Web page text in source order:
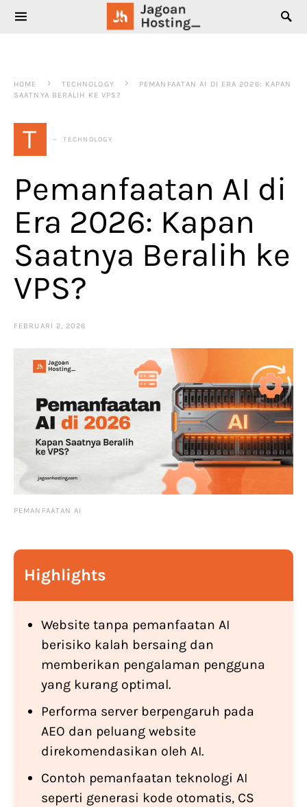
SEARCH FOR:
HOME TECHNOLOGY
PEMANFAATAN AI DI ERA 2026: KAPAN
SAATNYA BERALIH KE VPS?
T TECHNOLOGY
Pemanfaatan AI di
Era 2026: Kapan
Saatnya Beralih ke
VPS?
FEBRUARI 2, 2026
PEMANFAATAN AI
Highlights
Website tanpa pemanfaatan AI
berisiko kalah bersaing dan
memberikan pengalaman pengguna
yang kurang optimal.
Performa server berpengaruh pada
AEO dan peluang website
direkomendasikan oleh AI.
Contoh pemanfaatan teknologi AI
seperti generasi kode otomatis, CS